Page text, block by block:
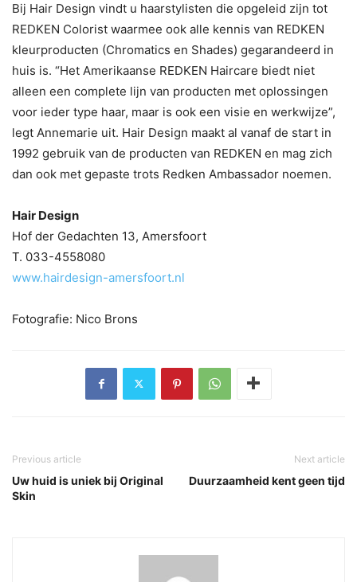
Bij Hair Design vindt u haarstylisten die opgeleid zijn tot
REDKEN Colorist waarmee ook alle kennis van REDKEN
kleurproducten (Chromatics en Shades) gegarandeerd in
huis is. “Het Amerikaanse REDKEN Haircare biedt niet
alleen een complete lijn van producten met oplossingen
voor ieder type haar, maar is ook een visie en werkwijze”,
legt Annemarie uit. Hair Design maakt al vanaf de start in
1992 gebruik van de producten van REDKEN en mag zich
dan ook met gepaste trots Redken Ambassador noemen.
Hair Design
Hof der Gedachten 13, Amersfoort
T. 033-4558080
www.hairdesign-amersfoort.nl
Fotografie: Nico Brons
Previous article
Uw huid is uniek bij Original
Skin
Next article
Duurzaamheid kent geen tijd